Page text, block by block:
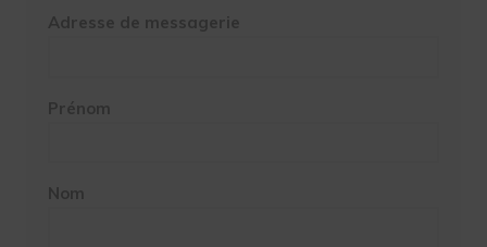
Adresse de messagerie
Prénom
Nom